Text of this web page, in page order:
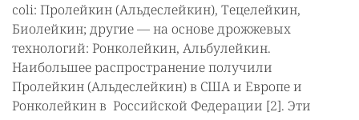
coli: Пролейкин (Альдеслейкин), Тецелейкин,
Биолейкин; другие — на основе дрожжевых
технологий: Ронколейкин, Альбулейкин.
Наибольшее распространение получили
Пролейкин (Альдеслейкин) в США и Европе и
Ронколейкин в Российской Федерации [2]. Эти